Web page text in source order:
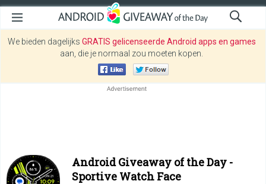
We bieden dagelijks GRATIS gelicenseerde Android apps en games
aan, die je normaal zou moeten kopen.
Android Giveaway of the Day -
Sportive Watch Face